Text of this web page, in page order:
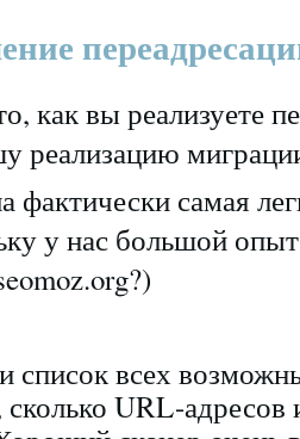
как вы реализуете
реализацию
фактически самая
у нас большой
список всех
сколько URL-